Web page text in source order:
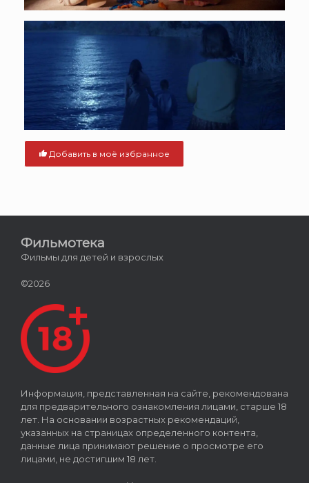
Добавить в моё избранное
Фильмотека
Фильмы для детей и взрослых
©2026
Информация, представленная на сайте, рекомендована
для предварительного ознакомления лицами, старше 18
лет. На основании возрастных рекомендаций,
указанных на страницах определенного контента,
данные лица принимают решение о просмотре его
лицами, не достигшим 18 лет.